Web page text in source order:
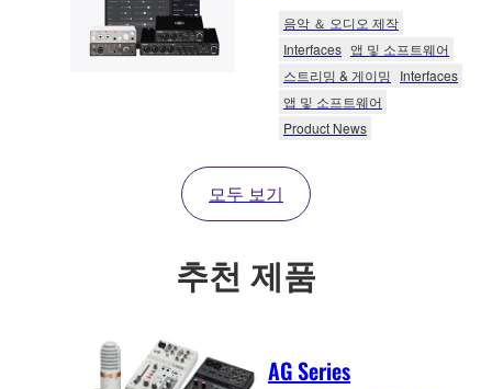
음악 ＆ 오디오 제작
Interfaces 앱 및 소프트웨어
스트리밍 & 게이밍 Interfaces
앱 및 소프트웨어
Product News
모두 보기
추천 제품
AG Series